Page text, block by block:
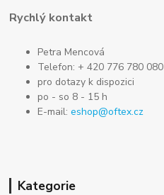
Rychlý kontakt
Petra Mencová
Telefon: + 420 776 780 080
pro dotazy k dispozici
po - so 8 - 15 h
E-mail:eshop@oftex.cz
Kategorie